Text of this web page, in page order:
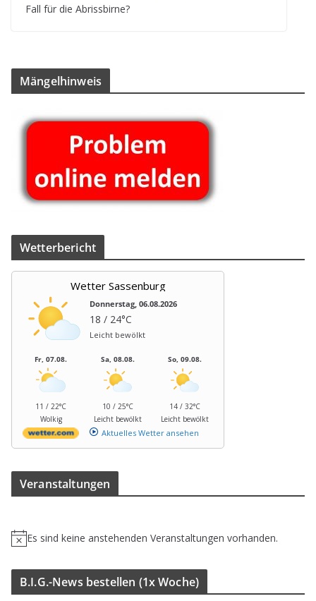
Fall für die Abrissbirne?
Män­gel­hin­weis
Wet­ter­be­richt
Wetter Sassenburg
Donnerstag, 06.08.2026
18 / 24°C
Leicht bewölkt
Fr, 07.08.
11 / 22°C
Wolkig
Sa, 08.08.
10 / 25°C
Leicht bewölkt
So, 09.08.
14 / 32°C
Leicht bewölkt
Aktuelles Wetter ansehen
Ver­an­stal­tun­gen
H
n
Es sind keine anstehenden Veranstaltungen vorhanden.
B.I.G.-News bestel­len (1x Woche)